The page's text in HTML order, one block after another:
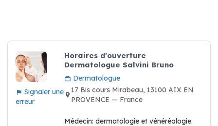
Signaler une
erreur
Horaires d'ouverture
Dermatologue Salvini Bruno
Dermatologue
17 Bis cours Mirabeau, 13100 AIX EN
PROVENCE — France
Médecin: dermatologie et vénéréologie.